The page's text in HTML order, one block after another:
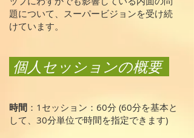
題について、スーパービジョンを受け続
けています。
個人セッションの概要
時間 ：1セッション：60分 (60分を基本と
して、30分単位で時間を指定できます)